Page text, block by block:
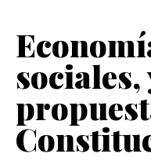
sociales,